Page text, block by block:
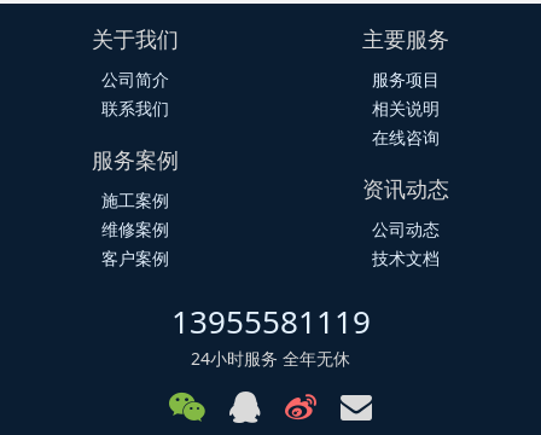
关于我们
公司简介
联系我们
主要服务
服务项目
相关说明
在线咨询
服务案例
施工案例
维修案例
客户案例
资讯动态
公司动态
技术文档
13955581119
24小时服务 全年无休